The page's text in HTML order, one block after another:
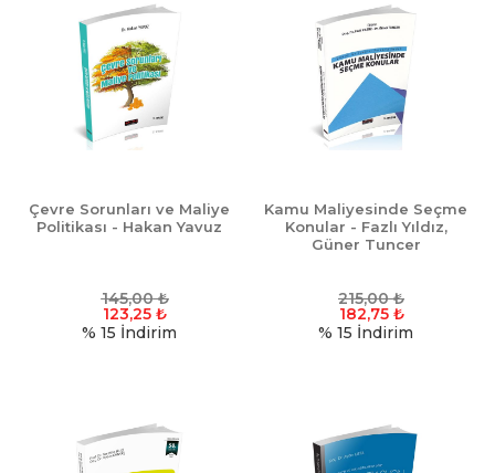
Çevre Sorunları ve Maliye
Politikası - Hakan Yavuz
145,00₺
123,25 ₺
% 15 İndirim
Kamu Maliyesinde Seçme
Konular - Fazlı Yıldız,
Güner Tuncer
215,00₺
182,75₺
% 15 İndirim